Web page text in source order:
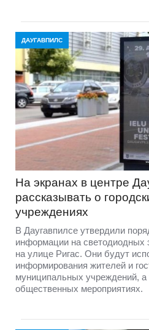
ДАУГАВПИЛС
На экранах в центре
рассказывать о
учреждениях
В Даугавпилсе утвердили
информации на светодиодных
на улице Ригас. Они будут
информирования жителей и
муниципальных учреждений,
общественных мероприятиях.